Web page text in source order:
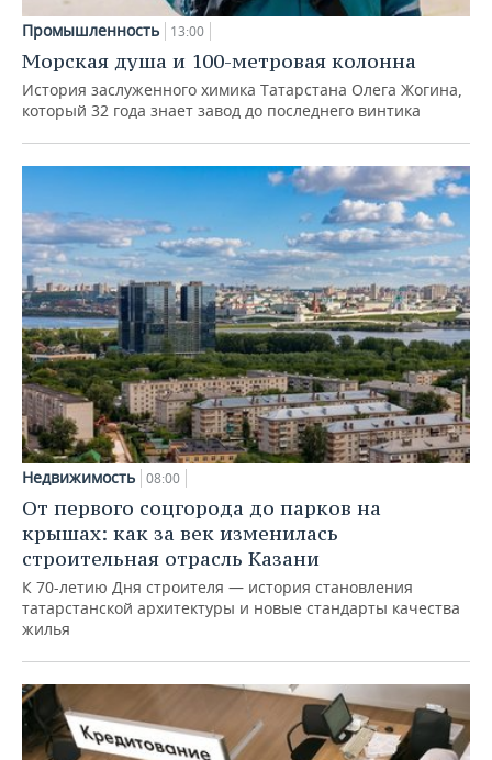
Промышленность 13:00
Морская душа и 100-метровая колонна
История заслуженного химика Татарстана Олега Жогина,
который 32 года знает завод до последнего винтика
Недвижимость 08:00
От первого соцгорода до парков на
крышах: как за век изменилась
строительная отрасль Казани
К 70-летию Дня строителя — история становления
татарстанской архитектуры и новые стандарты качества
жилья